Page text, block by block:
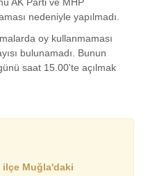
nedeniyle yapılmadı.
oy kullanmaması
bulunamadı. Bunun
saat 15.00'te açılmak
ilçe Muğla'daki